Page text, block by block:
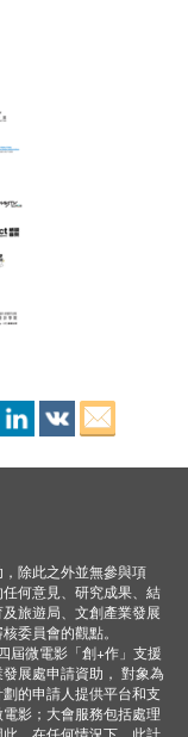
除此之外並無參與項
何意見、研究成果、結
旅遊局、文創產業發展
委員會的觀點。
屆微電影「創+作」支援
展處申請資助， 對象為
的申請人提供平台和支
影；大會服務包括處理
，在任何情況下，此計